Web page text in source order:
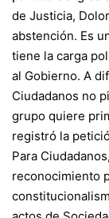
de Justicia,
abstención. Es
tiene la carga
al Gobierno. A
Ciudadanos no
grupo quiere
registró la
Para
reconocimiento